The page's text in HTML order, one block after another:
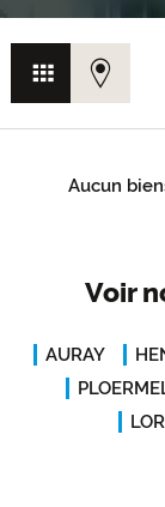
Aucun
Voir
AURAY